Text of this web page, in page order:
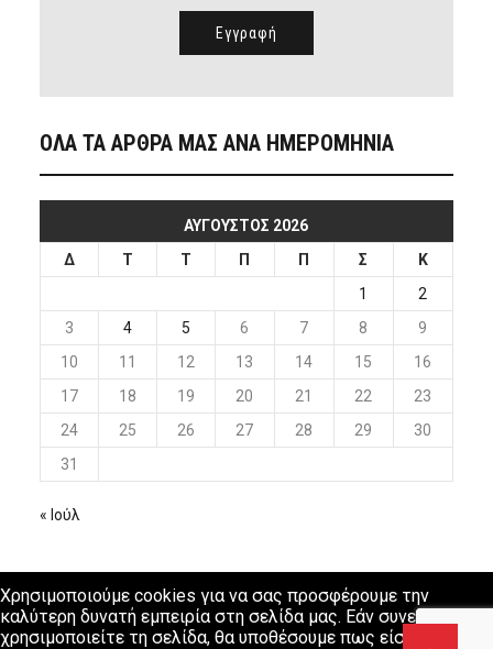
ΟΛΑ ΤΑ ΑΡΘΡΑ ΜΑΣ ΑΝΑ ΗΜΕΡΟΜΗΝΙΑ
ΑΎΓΟΥΣΤΟΣ 2026
Δ
Τ Τ Π Π Σ
Κ
1
2
3
4 5 6 7 8
9
10
11 12 13 14 15
16
17
18 19 20 21 22
23
24
25 26 27 28 29
30
31
« Ιούλ
Χρησιμοποιούμε cookies για να σας προσφέρουμε την
καλύτερη δυνατή εμπειρία στη σελίδα μας. Εάν συνεχίσετε να
χρησιμοποιείτε τη σελίδα, θα υποθέσουμε πως είστε